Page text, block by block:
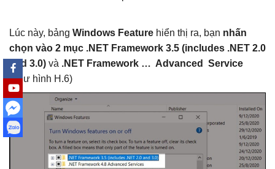
Lúc này, bảng Windows Feature hiển thị ra, bạn nhấn
chọn vào 2 mục .NET Framework 3.5 (includes .NET 2.0
and 3.0) và .NET Framework … Advanced Service
(như hình H.6)